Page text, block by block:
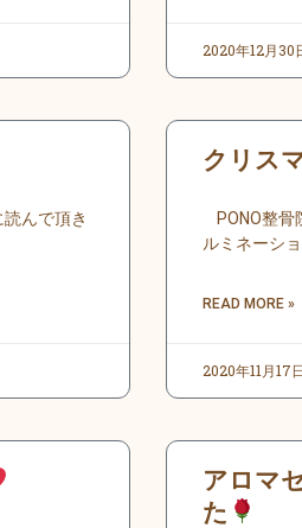
2020年12月30
んで頂き
クリス
PONO整骨
ルミネーシ
READ MORE »
2020年11月17日
アロマ
た